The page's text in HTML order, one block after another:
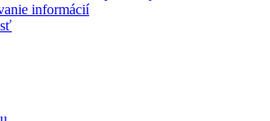
informácií